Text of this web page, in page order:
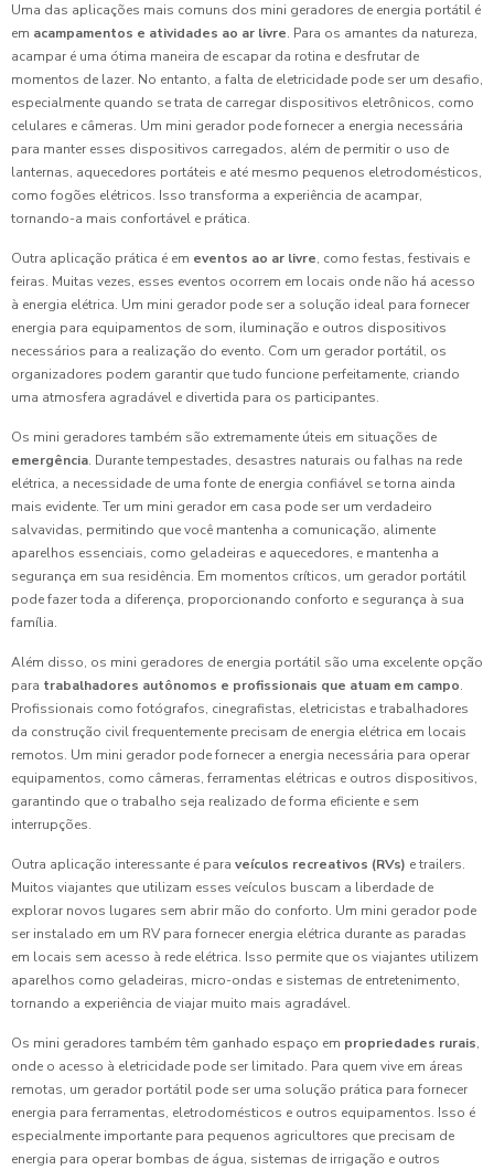
Uma das aplicações mais comuns dos mini geradores de energia portátil é
em acampamentos e atividades ao ar livre. Para os amantes da natureza,
acampar é uma ótima maneira de escapar da rotina e desfrutar de
momentos de lazer. No entanto, a falta de eletricidade pode ser um desafio,
especialmente quando se trata de carregar dispositivos eletrônicos, como
celulares e câmeras. Um mini gerador pode fornecer a energia necessária
para manter esses dispositivos carregados, além de permitir o uso de
lanternas, aquecedores portáteis e até mesmo pequenos eletrodomésticos,
como fogões elétricos. Isso transforma a experiência de acampar,
tornando-a mais confortável e prática.
Outra aplicação prática é em eventos ao ar livre, como festas, festivais e
feiras. Muitas vezes, esses eventos ocorrem em locais onde não há acesso
à energia elétrica. Um mini gerador pode ser a solução ideal para fornecer
energia para equipamentos de som, iluminação e outros dispositivos
necessários para a realização do evento. Com um gerador portátil, os
organizadores podem garantir que tudo funcione perfeitamente, criando
uma atmosfera agradável e divertida para os participantes.
Os mini geradores também são extremamente úteis em situações de
emergência. Durante tempestades, desastres naturais ou falhas na rede
elétrica, a necessidade de uma fonte de energia confiável se torna ainda
mais evidente. Ter um mini gerador em casa pode ser um verdadeiro
salvavidas, permitindo que você mantenha a comunicação, alimente
aparelhos essenciais, como geladeiras e aquecedores, e mantenha a
segurança em sua residência. Em momentos críticos, um gerador portátil
pode fazer toda a diferença, proporcionando conforto e segurança à sua
família.
Além disso, os mini geradores de energia portátil são uma excelente opção
para trabalhadores autônomos e profissionais que atuam em campo.
Profissionais como fotógrafos, cinegrafistas, eletricistas e trabalhadores
da construção civil frequentemente precisam de energia elétrica em locais
remotos. Um mini gerador pode fornecer a energia necessária para operar
equipamentos, como câmeras, ferramentas elétricas e outros dispositivos,
garantindo que o trabalho seja realizado de forma eficiente e sem
interrupções.
Outra aplicação interessante é para veículos recreativos (RVs) e trailers.
Muitos viajantes que utilizam esses veículos buscam a liberdade de
explorar novos lugares sem abrir mão do conforto. Um mini gerador pode
ser instalado em um RV para fornecer energia elétrica durante as paradas
em locais sem acesso à rede elétrica. Isso permite que os viajantes utilizem
aparelhos como geladeiras, micro-ondas e sistemas de entretenimento,
tornando a experiência de viajar muito mais agradável.
Os mini geradores também têm ganhado espaço em propriedades rurais,
onde o acesso à eletricidade pode ser limitado. Para quem vive em áreas
remotas, um gerador portátil pode ser uma solução prática para fornecer
energia para ferramentas, eletrodomésticos e outros equipamentos. Isso é
especialmente importante para pequenos agricultores que precisam de
energia para operar bombas de água, sistemas de irrigação e outros